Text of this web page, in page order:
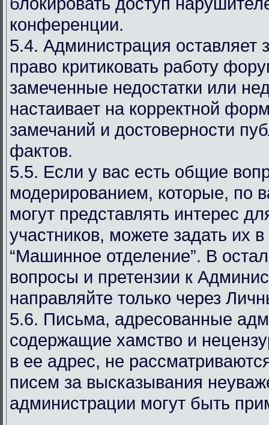
конференции.
5.4. Администрация оставляет
право критиковать работу
замеченные недостатки или
настаивает на корректной
замечаний и достоверности
фактов.
5.5. Если у вас есть общие
модерированием, которые, по
могут представлять интерес
участников, можете задать их
“Машинное отделение”. В
вопросы и претензии к
направляйте только через
5.6. Письма, адресованные
содержащие хамство и
в ее адрес, не
писем за высказывания
администрации могут быть